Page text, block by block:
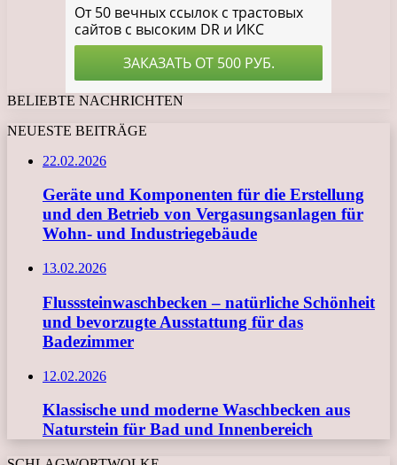
BELIEBTE NACHRICHTEN
NEUESTE BEITRÄGE
22.02.2026
Geräte und Komponenten für die Erstellung
und den Betrieb von Vergasungsanlagen für
Wohn- und Industriegebäude
13.02.2026
Flusssteinwaschbecken – natürliche Schönheit
und bevorzugte Ausstattung für das
Badezimmer
12.02.2026
Klassische und moderne Waschbecken aus
Naturstein für Bad und Innenbereich